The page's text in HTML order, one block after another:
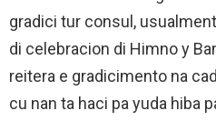
gradici tur consul,
di celebracion di Himno y
reitera e gradicimento na
cu nan ta haci pa yuda hiba